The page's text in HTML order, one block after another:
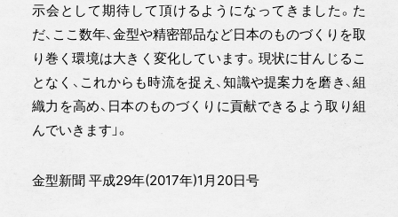
示会として期待して頂けるようになってきました。た
だ、ここ数年、金型や精密部品など日本のものづくりを取
り巻く環境は大きく変化しています。現状に甘んじるこ
となく、これからも時流を捉え、知識や提案力を磨き、組
織力を高め、日本のものづくりに貢献できるよう取り組
んでいきます」。
金型新聞 平成29年(2017年)1月20日号